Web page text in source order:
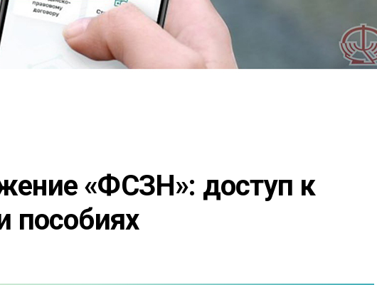
«ФСЗН»: доступ к
пособиях